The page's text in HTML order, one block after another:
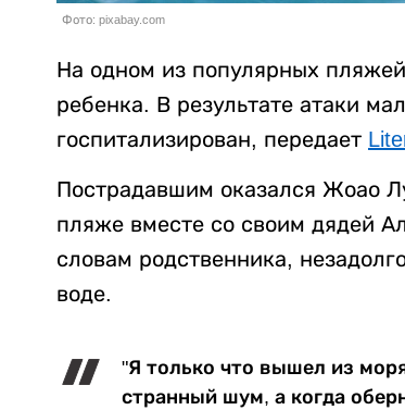
Фото: pixabay.com
На одном из популярных
ребенка. В результате атаки
госпитализирован, передает
Пострадавшим оказался Жоао
пляже вместе со своим дядей
словам родственника,
воде.
"Я только что вышел из
странный шум, а когда